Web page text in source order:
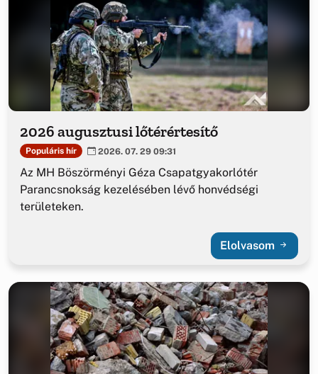
2026 augusztusi lőtérértesítő
Populáris hír 2026. 07. 29 09:31
Az MH Böszörményi Géza Csapatgyakorlótér
Parancsnokság kezelésében lévő honvédségi
területeken.
Elolvasom